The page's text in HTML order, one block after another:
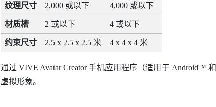
纹理尺寸 2,000 或以下 4,000 或以下
材质槽 2 或以下 4 或以下
约束尺寸 2.5 x 2.5 x 2.5 米 4 x 4 x 4 米
通过 VIVE Avatar Creator手机应用程序（适用于 Android™ 和
虚拟形象。